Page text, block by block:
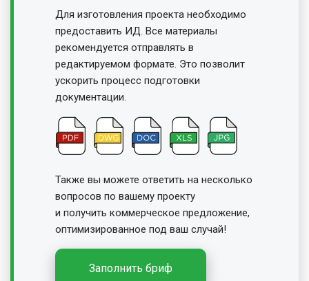
Для изготовления проекта необходимо
предоставить ИД. Все материалы
рекомендуется отправлять в
редактируемом формате. Это позволит
ускорить процесс подготовки
документации.
Также вы можете ответить на несколько
вопросов по вашему проекту
и получить коммерческое предложение,
оптимизированное под ваш случай!
Заполнить бриф